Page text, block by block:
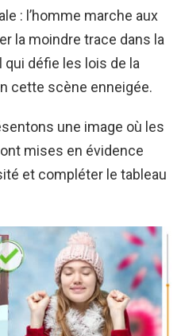
: l’homme marche aux
la moindre trace dans la
qui défie les lois de la
cette scène enneigée.
une image où les
mises en évidence
et compléter le tableau